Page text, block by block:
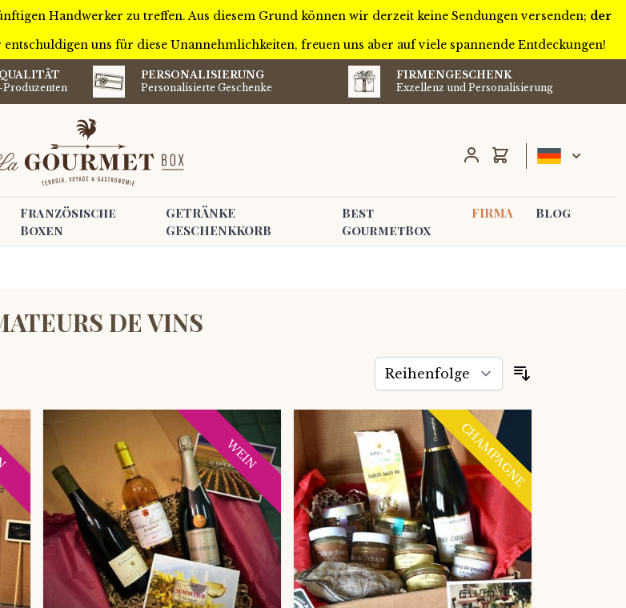
Handwerker zu treffen. Aus diesem Grund können wir derzeit keine Sendungen versenden; der
entschuldigen uns für diese Unannehmlichkeiten, freuen uns aber auf viele spannende Entdeckungen!
PERSONALISIERUNG
Personalisierte Geschenke
FIRMENGESCHENK
Exzellenz und Personalisierung
Wagen
Französische
Boxen
GETRÄNKE
GESCHENKKORB
Best
GourmetBox
FIRMA Blog
DE VINS
WEIN CHAMPAGNE